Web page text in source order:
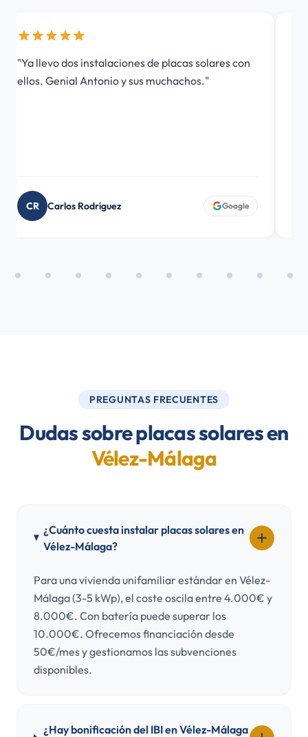
"Ya llevo dos instalaciones de placas solares con
ellos. Genial Antonio y sus muchachos."
CR Carlos Rodríguez Google
PREGUNTAS FRECUENTES
Dudas sobre placas solares en
Vélez-Málaga
¿Cuánto cuesta instalar placas solares en
Vélez-Málaga?
Para una vivienda unifamiliar estándar en Vélez-
Málaga (3-5 kWp), el coste oscila entre 4.000€ y
8.000€. Con batería puede superar los
10.000€. Ofrecemos financiación desde
50€/mes y gestionamos las subvenciones
disponibles.
¿Hay bonificación del IBI en Vélez-Málaga